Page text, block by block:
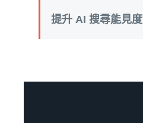
提升 AI 搜尋能見度